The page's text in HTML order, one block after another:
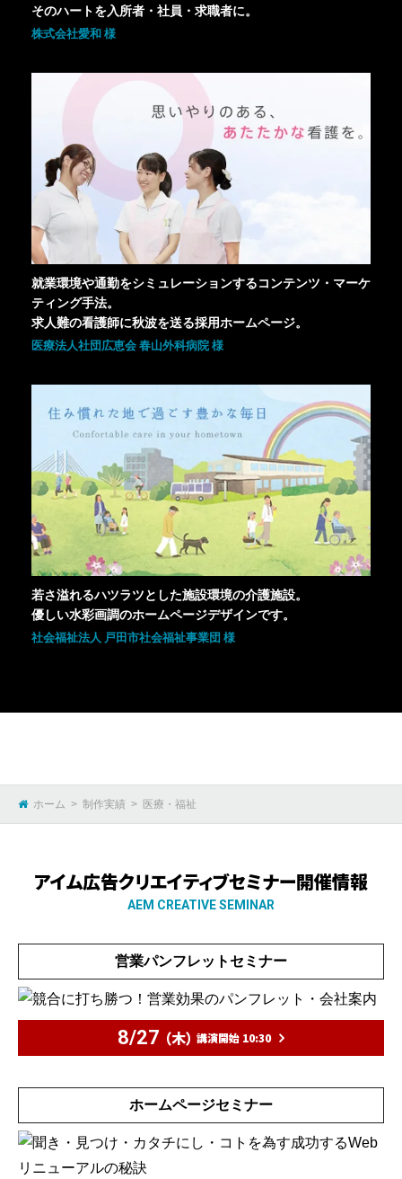
そのハートを入所者・社員・求職者に。
株式会社愛和 様
就業環境や通勤をシミュレーションするコンテンツ・マーケ
ティング手法。
求人難の看護師に秋波を送る採用ホームページ。
医療法人社団広恵会 春山外科病院 様
若さ溢れるハツラツとした施設環境の介護施設。
優しい水彩画調のホームページデザインです。
社会福祉法人 戸田市社会福祉事業団 様
ホーム 制作実績 医療・福祉
アイム広告クリエイティブセミナー開催情報
AEM CREATIVE SEMINAR
営業パンフレットセミナー
8/27 （木） 講演開始 10:30
ホームページセミナー